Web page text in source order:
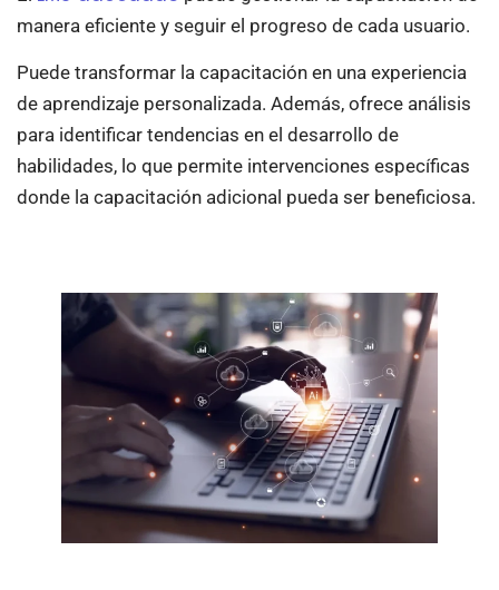
manera eficiente y seguir el progreso de cada usuario.
Puede transformar la capacitación en una experiencia
de aprendizaje personalizada. Además, ofrece análisis
para identificar tendencias en el desarrollo de
habilidades, lo que permite intervenciones específicas
donde la capacitación adicional pueda ser beneficiosa.